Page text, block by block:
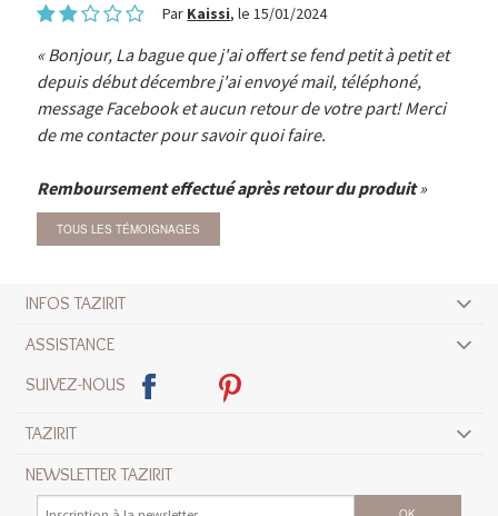
Par Kaissi, le 15/01/2024
Bonjour, La bague que j'ai offert se fend petit à petit et
depuis début décembre j'ai envoyé mail, téléphoné,
message Facebook et aucun retour de votre part! Merci
de me contacter pour savoir quoi faire.
Remboursement effectué après retour du produit
TOUS LES TÉMOIGNAGES
INFOS TAZIRIT
ASSISTANCE
SUIVEZ-NOUS
TAZIRIT
NEWSLETTER TAZIRIT